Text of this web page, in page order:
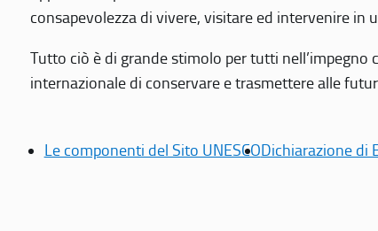
consapevolezza di vivere, visitare ed intervenire
Tutto ciò è di grande stimolo per tutti
internazionale di conservare e trasmettere alle
Le componenti del Sito UNESCODichiarazione di